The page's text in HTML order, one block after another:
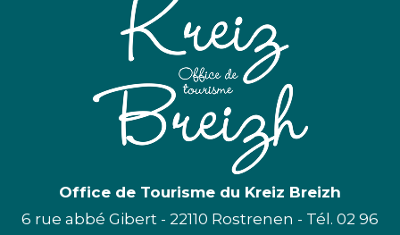
Office de Tourisme du Kreiz Breizh
6 rue abbé Gibert - 22110 Rostrenen - Tél. 02 96